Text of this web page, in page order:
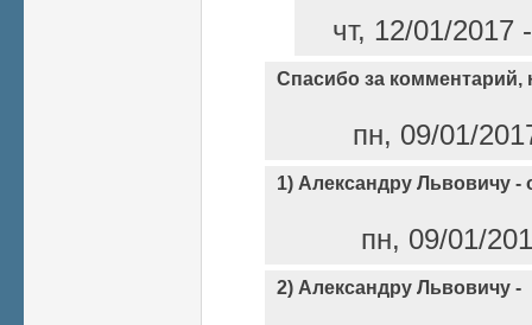
чт, 12/01/
Спасибо за комментарий,
пн, 09/01/
1) Александру Львовичу -
пн, 09/01/
2) Александру Львовичу -